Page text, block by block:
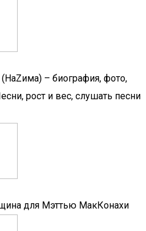
– биография, фото,
рост и вес, слушать песни
для Мэттью МакКонахи